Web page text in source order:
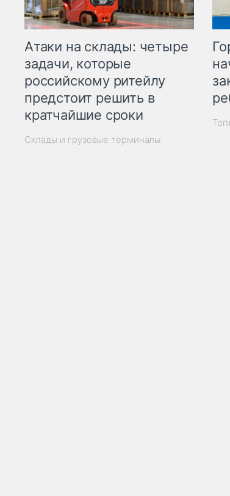
Атаки на склады: четыре
задачи, которые
российскому ритейлу
предстоит решить в
кратчайшие сроки
Склады и грузовые терминалы